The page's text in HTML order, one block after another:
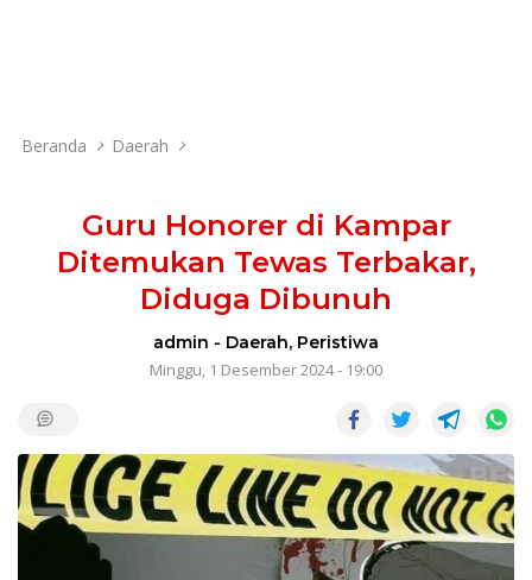
Beranda Daerah
Guru Honorer di Kampar
Ditemukan Tewas Terbakar,
Diduga Dibunuh
admin - Daerah, Peristiwa
Minggu, 1 Desember 2024 - 19:00